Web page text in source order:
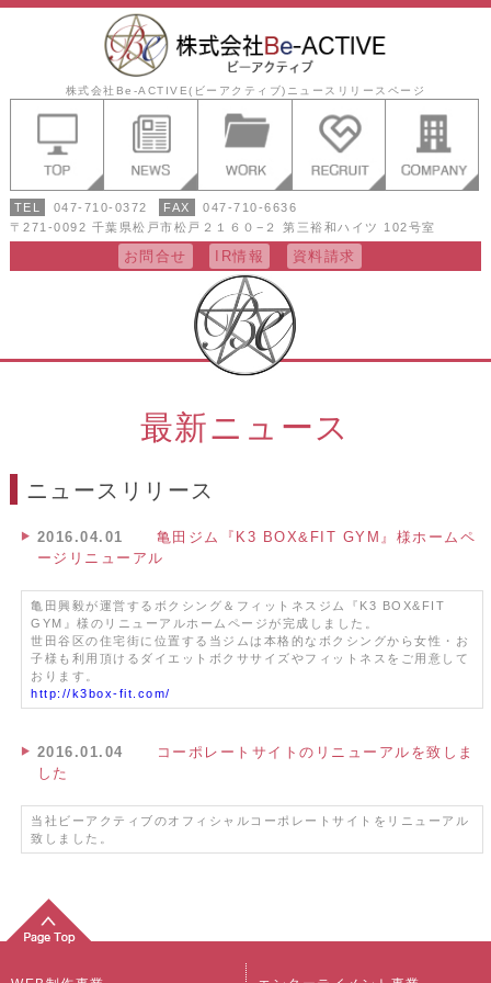
株式会社Be-ACTIVE(ビーアクティブ)ニュースリリースページ
TEL 047-710-0372 FAX
047-710-6636
〒271-0092 千葉県松戸市松戸２１６０−２ 第三裕和ハイツ 102号室
お問合せ IR情報 資料請求
最新ニュース
ニュースリリース
2016.04.01
亀田ジム『K3 BOX&FIT GYM』様ホームペ
ージリニューアル
亀田興毅が運営するボクシング＆フィットネスジム『K3 BOX&FIT
GYM』様のリニューアルホームページが完成しました。
世田谷区の住宅街に位置する当ジムは本格的なボクシングから女性・お
子様も利用頂けるダイエットボクササイズやフィットネスをご用意して
おります。
http://k3box-fit.com/
2016.01.04
コーポレートサイトのリニューアルを致しま
した
当社ビーアクティブのオフィシャルコーポレートサイトをリニューアル
致しました。